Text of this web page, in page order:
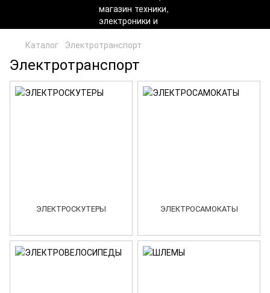
Каталог Электротранспорт
Электротранспорт
ЭЛЕКТРОСКУТЕРЫ ЭЛЕКТРОСАМОКАТЫ